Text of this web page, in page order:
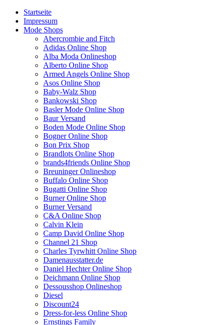
Startseite
Impressum
Mode Shops
Abercrombie and Fitch
Adidas Online Shop
Alba Moda Onlineshop
Alberto Online Shop
Armed Angels Online Shop
Asos Online Shop
Baby-Walz Shop
Bankowski Shop
Basler Mode Online Shop
Baur Versand
Boden Mode Online Shop
Bogner Online Shop
Bon Prix Shop
Brandlots Online Shop
brands4friends Online Shop
Breuninger Onlineshop
Buffalo Online Shop
Bugatti Online Shop
Burner Online Shop
Burner Versand
C&A Online Shop
Calvin Klein
Camp David Online Shop
Channel 21 Shop
Charles Tyrwhitt Online Shop
Damenausstatter.de
Daniel Hechter Online Shop
Deichmann Online Shop
Dessousshop Onlineshop
Diesel
Discount24
Dress-for-less Online Shop
Ernstings Family